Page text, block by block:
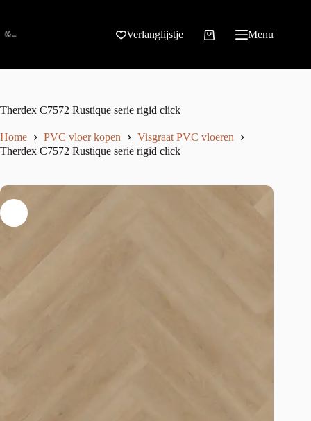
Verlanglijstje Menu
Therdex C7572 Rustique serie rigid click
Home PVC vloer kopen
Visgraat PVC vloeren
Therdex C7572 Rustique serie rigid click